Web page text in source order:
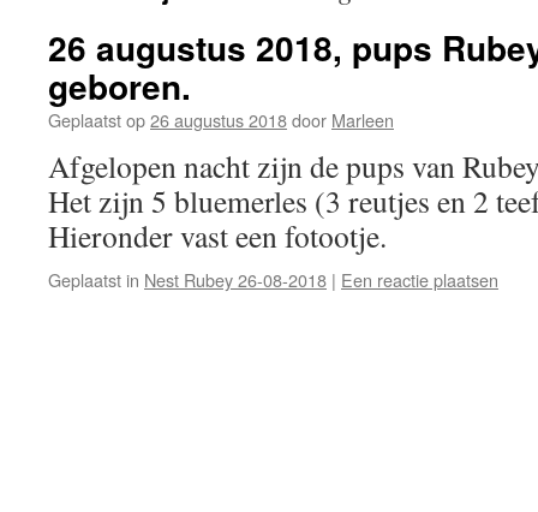
26 augustus 2018, pups
geboren.
Geplaatst op26 augustus 2018door Marleen
Afgelopen nacht zijn de pups van
Het zijn 5 bluemerles (3 reutjes en 2
Hieronder vast een fotootje.
Geplaatst in Nest Rubey 26-08-2018 | Een reactie plaatsen